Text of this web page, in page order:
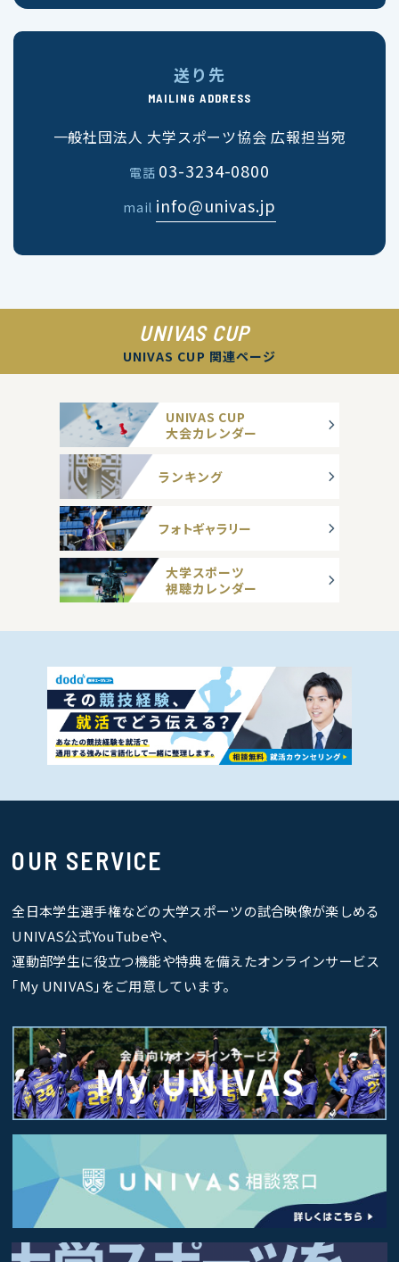
送り先
MAILING ADDRESS
一般社団法人 大学スポーツ協会 広報担当宛
電話 03-3234-0800
mail info@univas.jp
UNIVAS CUP
UNIVAS CUP 関連ページ
UNIVAS CUP
大会カレンダー
ランキング
フォトギャラリー
大学スポーツ
視聴カレンダー
OUR SERVICE
全日本学生選手権などの大学スポーツの試合映像が楽しめる
UNIVAS公式YouTubeや、
運動部学生に役立つ機能や特典を備えたオンラインサービス
｢My UNIVAS｣をご用意しています。